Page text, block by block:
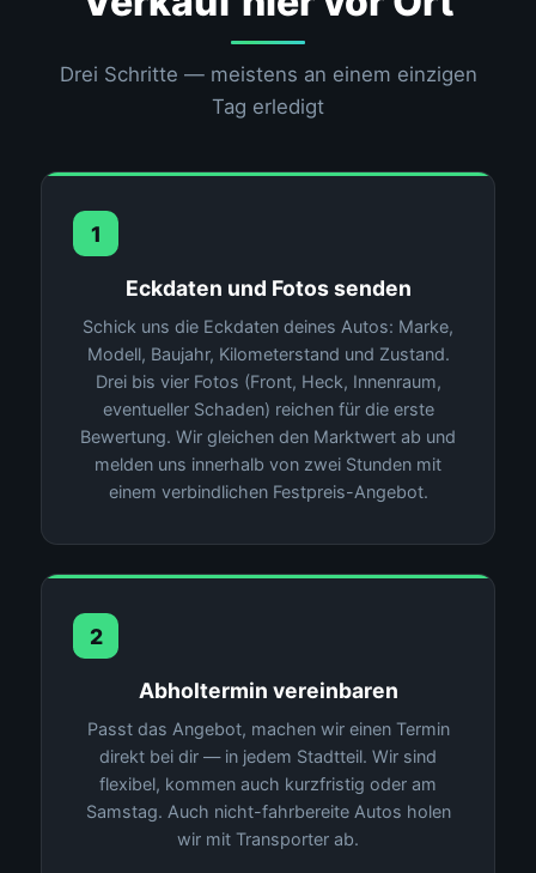
Drei Schritte — meistens an einem einzigen
Tag erledigt
1
Eckdaten und Fotos senden
Schick uns die Eckdaten deines Autos: Marke,
Modell, Baujahr, Kilometerstand und Zustand.
Drei bis vier Fotos (Front, Heck, Innenraum,
eventueller Schaden) reichen für die erste
Bewertung. Wir gleichen den Marktwert ab und
melden uns innerhalb von zwei Stunden mit
einem verbindlichen Festpreis-Angebot.
2
Abholtermin vereinbaren
Passt das Angebot, machen wir einen Termin
direkt bei dir — in jedem Stadtteil. Wir sind
flexibel, kommen auch kurzfristig oder am
Samstag. Auch nicht-fahrbereite Autos holen
wir mit Transporter ab.